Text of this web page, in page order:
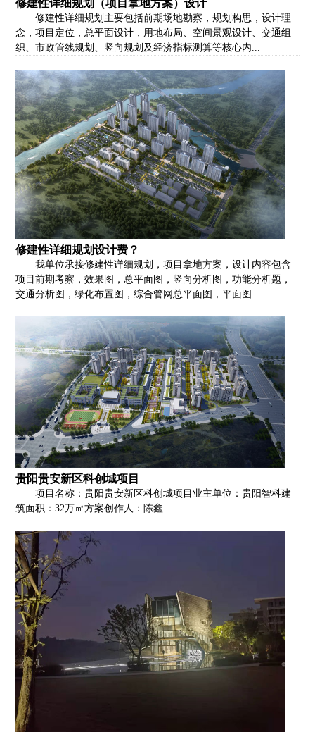
修建性详细规划（项目拿地方案）设计
修建性详细规划主要包括前期场地勘察，规划构思，设计理
念，项目定位，总平面设计，用地布局、空间景观设计、交通组
织、市政管线规划、竖向规划及经济指标测算等核心内...
修建性详细规划设计费？
我单位承接修建性详细规划，项目拿地方案，设计内容包含
项目前期考察，效果图，总平面图，竖向分析图，功能分析题，
交通分析图，绿化布置图，综合管网总平面图，平面图...
贵阳贵安新区科创城项目
项目名称：贵阳贵安新区科创城项目业主单位：贵阳智科建
筑面积：32万㎡方案创作人：陈鑫